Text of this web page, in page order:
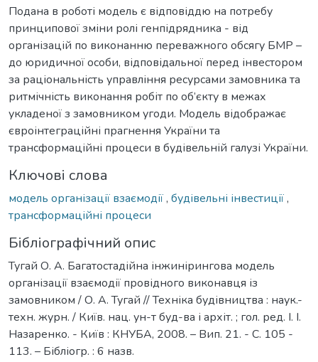
Подана в роботі модель є відповіддю на потребу
принципової зміни ролі генпідрядника - від
організацій по виконанню переважного обсягу БМР –
до юридичної особи, відповідальної перед інвестором
за раціональність управління ресурсами замовника та
ритмічність виконання робіт по об’єкту в межах
укладеної з замовником угоди. Модель відображає
євроінтеграційні прагнення України та
трансформаційні процеси в будівельній галузі України.
Ключові слова
модель організації взаємодії, будівельні інвестиції,
трансформаційні процеси
Бібліографічний опис
Тугай О. А. Багатостадійна інжинірингова модель
організації взаємодії провідного виконавця із
замовником / О. А. Тугай // Техніка будівництва : наук.-
техн. журн. / Київ. нац. ун-т буд-ва і архіт. ; гол. ред. І. І.
Назаренко. - Київ : КНУБА, 2008. – Вип. 21. - С. 105 -
113. – Бібліогр. : 6 назв.